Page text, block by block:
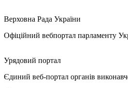
Верховна Рада України
Офіційний вебпортал парламенту
Урядовий портал
Єдиний веб-портал органів